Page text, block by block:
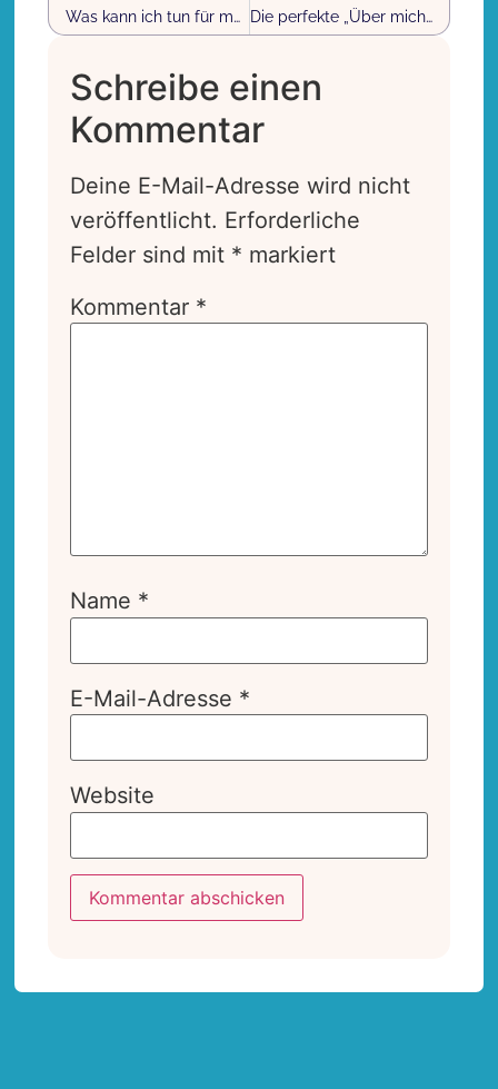
Was kann ich tun für mehr Frauen in Führungspositionen? Die perfekte „Über mich Seite“, die Kunden überzeugt!
Schreibe einen
Kommentar
Deine E-Mail-Adresse wird nicht
veröffentlicht. Erforderliche
Felder sind mit * markiert
Kommentar *
Name *
E-Mail-Adresse *
Website